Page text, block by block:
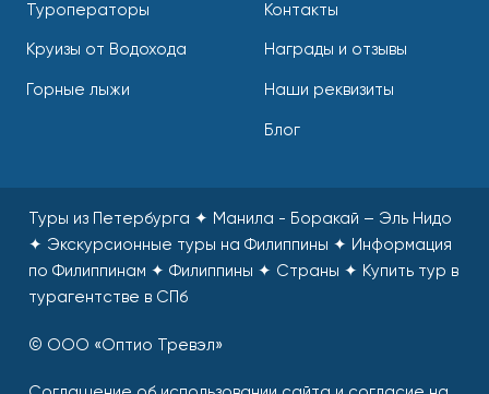
Туроператоры
Круизы от Водохода
Горные лыжи
Контакты
Награды и отзывы
Наши реквизиты
Блог
Туры из Петербурга ✦ Манила - Боракай – Эль Нидо
✦ Экскурсионные туры на Филиппины ✦ Информация
по Филиппинам ✦ Филиппины ✦ Страны ✦ Купить тур в
турагентстве в СПб
© ООО «Оптио Тревэл»